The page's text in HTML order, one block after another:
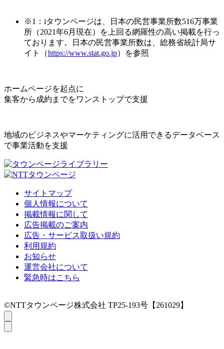
※1：iタウンページは、日本の民営事業所数516万事業
所（2021年6月現在）を上回る網羅性の高い掲載を行っ
ております。日本の民営事業所数は、総務省統計局サ
イト（https://www.stat.go.jp）を参照
ホームページを起点に
集客から成約までをワンストップで支援
地域のビジネスやマーケティングに活用できるデータベース
で事業活動を支援
サイトマップ
個人情報について
掲載情報に関して
広告掲載のご案内
広告・サービス取扱い規約
利用規約
お知らせ
運営会社について
緊急時はこちら
©NTTタウンページ株式会社 TP25-193号【261029】